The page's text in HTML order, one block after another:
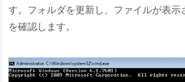
す。フォルダを更新し、ファイルが表示
を確認します。